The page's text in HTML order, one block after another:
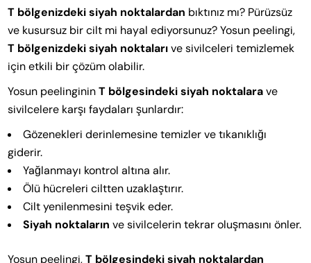
T bölgenizdeki siyah noktalardan bıktınız mı? Pürüzsüz
ve kusursuz bir cilt mi hayal ediyorsunuz? Yosun peelingi,
T bölgenizdeki siyah noktalarıve sivilceleri temizlemek
için etkili bir çözüm olabilir.
Yosun peelingininT bölgesindeki siyah noktalarave
sivilcelere karşı faydaları şunlardır:
Gözenekleri derinlemesine temizler ve tıkanıklığı
giderir.
Yağlanmayı kontrol altına alır.
Ölü hücreleri ciltten uzaklaştırır.
Cilt yenilenmesini teşvik eder.
Siyah noktaların ve sivilcelerin tekrar oluşmasını önler.
Yosun peelingi,T bölgesindeki siyah noktalardan